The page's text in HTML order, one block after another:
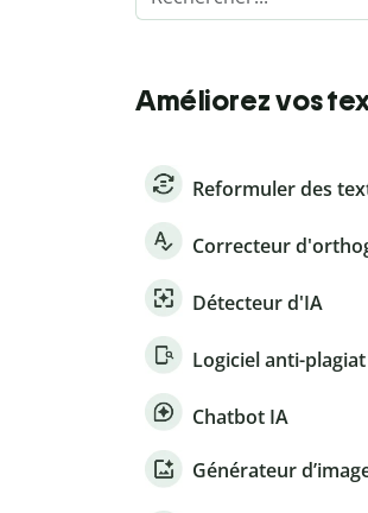
Améliorez vos
Reformuler des
Correcteur
Détecteur d'IA
Logiciel anti-plagiat
Chatbot IA
Générateur